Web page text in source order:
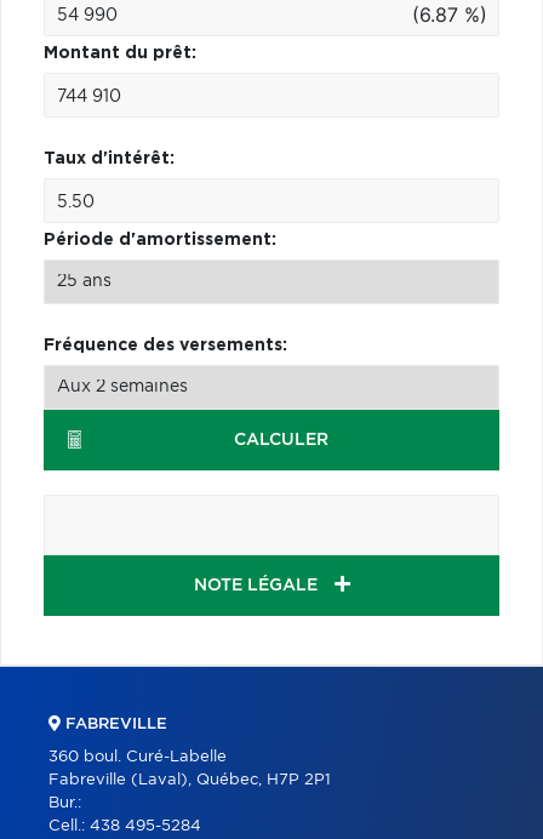
(6.87 %)
Montant du prêt:
Taux d'intérêt:
Période d'amortissement:
Fréquence des versements:
CALCULER
NOTE LÉGALE
FABREVILLE
360 boul. Curé-Labelle
Fabreville (Laval), Québec, H7P 2P1
Bur.:
Cell.: 438 495-5284